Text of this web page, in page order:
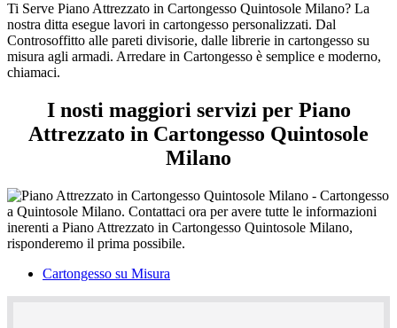
Ti Serve Piano Attrezzato in Cartongesso Quintosole Milano? La
nostra ditta esegue lavori in cartongesso personalizzati. Dal
Controsoffitto alle pareti divisorie, dalle librerie in cartongesso su
misura agli armadi. Arredare in Cartongesso è semplice e moderno,
chiamaci.
I nosti maggiori servizi per Piano
Attrezzato in Cartongesso Quintosole
Milano
Cartongesso su Misura